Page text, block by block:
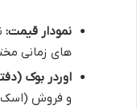
نمودار قیمت:
های زمانی
اوردر بوک
و فروش